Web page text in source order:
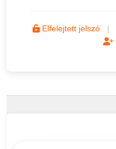
Elfelejtett jelszó |